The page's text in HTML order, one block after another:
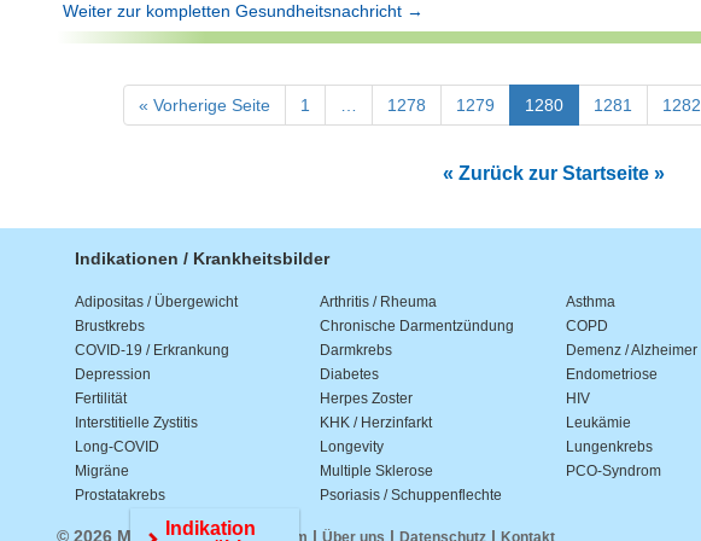
Weiter zur kompletten Gesundheitsnachricht →
« Vorherige Seite 1 … 1278 1279 1280 1281 1282
« Zurück zur Startseite »
Indikationen / Krankheitsbilder
Adipositas / Übergewicht Arthritis / Rheuma
Asthma
Brustkrebs
Chronische Darmentzündung
COPD
COVID-19 / Erkrankung
Darmkrebs
Demenz / Alzheimer
Depression
Diabetes
Endometriose
Fertilität
Herpes Zoster
HIV
Interstitielle Zystitis
KHK / Herzinfarkt
Leukämie
Long-COVID
Longevity
Lungenkrebs
Migräne
Multiple Sklerose
PCO-Syndrom
Prostatakrebs
Psoriasis / Schuppenflechte
© 2026 Medwiss.de | | | |
Indikation